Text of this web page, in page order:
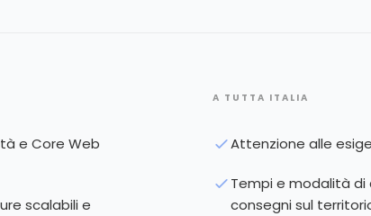
e Core Web
scalabili e
A TUTTA ITALIA
Attenzione alle
Tempi e modalità
consegni sul